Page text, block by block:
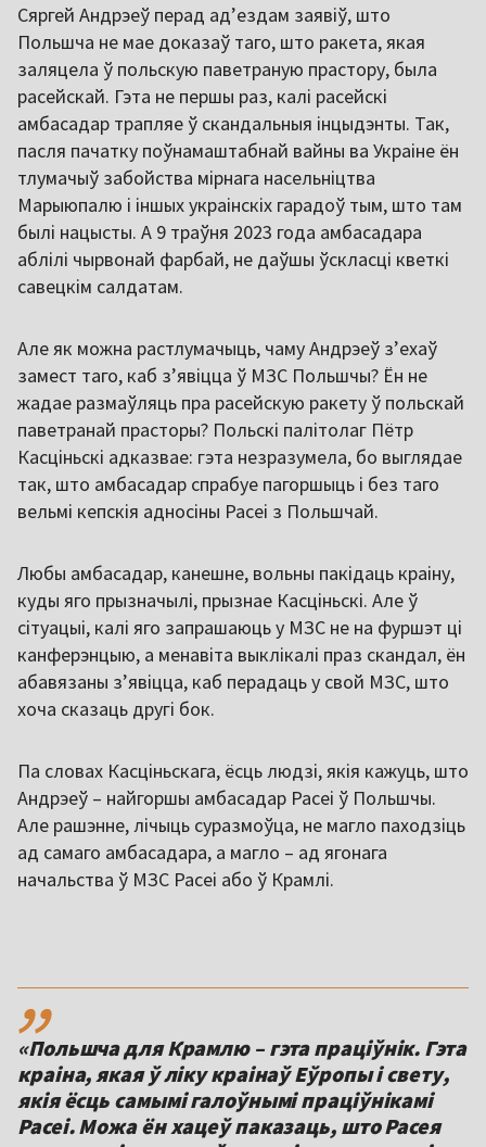
Сяргей Андрэеў перад ад’ездам заявіў, што
Польшча не мае доказаў таго, што ракета, якая
заляцела ў польскую паветраную прастору, была
расейскай. Гэта не першы раз, калі расейскі
амбасадар трапляе ў скандальныя інцыдэнты. Так,
пасля пачатку поўнамаштабнай вайны ва Украіне ён
тлумачыў забойства мірнага насельніцтва
Марыюпалю і іншых украінскіх гарадоў тым, што там
былі нацысты. А 9 траўня 2023 года амбасадара
аблілі чырвонай фарбай, не даўшы ўскласці кветкі
савецкім салдатам.
Але як можна растлумачыць, чаму Андрэеў з’ехаў
замест таго, каб з’явіцца ў МЗС Польшчы? Ён не
жадае размаўляць пра расейскую ракету ў польскай
паветранай прасторы? Польскі палітолаг Пётр
Касціньскі адказвае: гэта незразумела, бо выглядае
так, што амбасадар спрабуе пагоршыць і без таго
вельмі кепскія адносіны Расеі з Польшчай.
Любы амбасадар, канешне, вольны пакідаць краіну,
куды яго прызначылі, прызнае Касціньскі. Але ў
сітуацыі, калі яго запрашаюць у МЗС не на фуршэт ці
канферэнцыю, а менавіта выклікалі праз скандал, ён
абавязаны з’явіцца, каб перадаць у свой МЗС, што
хоча сказаць другі бок.
Па словах Касціньскага, ёсць людзі, якія кажуць, што
Андрэеў – найгоршы амбасадар Расеі ў Польшчы.
Але рашэнне, лічыць суразмоўца, не магло паходзіць
ад самаго амбасадара, а магло – ад ягонага
начальства ў МЗС Расеі або ў Крамлі.
,,
«Польшча для Крамлю – гэта праціўнік. Гэта
краіна, якая ў ліку краінаў Еўропы і свету,
якія ёсць самымі галоўнымі праціўнікамі
Расеі. Можа ён хацеў паказаць, што Расея